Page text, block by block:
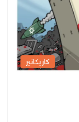
كاريكاتير